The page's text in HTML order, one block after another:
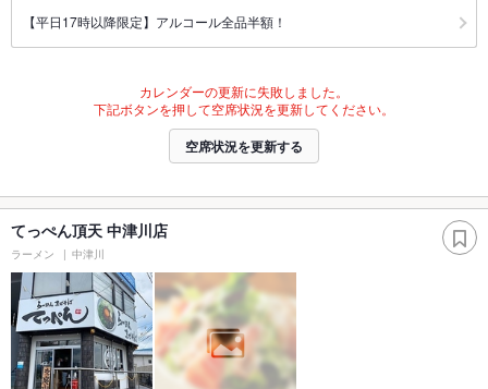
【平日17時以降限定】アルコール全品半額！
カレンダーの更新に失敗しました。
下記ボタンを押して空席状況を更新してください。
空席状況を更新する
てっぺん頂天 中津川店
ラーメン 中津川